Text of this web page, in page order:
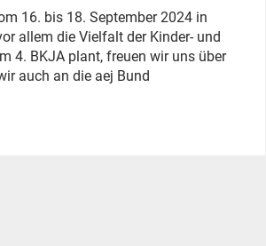
16. bis 18. September 2024 in
allem die Vielfalt der Kinder- und
4. BKJA plant, freuen wir uns über
auch an die aej Bund